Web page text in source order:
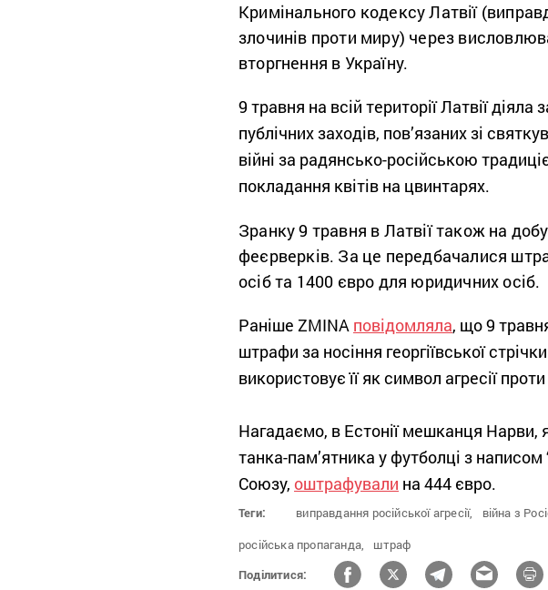
Кримінального кодексу Латвії
злочинів проти миру) через
вторгнення в Україну.
9 травня на всій території Латвії
публічних заходів, пов’язаних зі
війні за радянсько-російською
покладання квітів на цвинтарях.
Зранку 9 травня в Латвії також на
феєрверків. За це передбачалися
осіб та 1400 євро для юридичних осіб.
Раніше ZMINA повідомляла, що 9
штрафи за носіння георгіївської
використовує її як символ агресії
Нагадаємо, в Естонії мешканця Нарви,
танка-пам’ятника у футболці з
Союзу, оштрафували на 444 євро.
Теги: виправдання російської агресії, війна з
російська пропаганда,
штраф
Поділитися: